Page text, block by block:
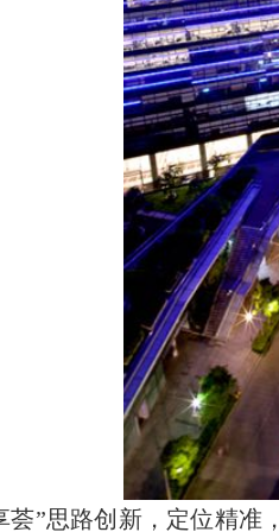
荟”思路创新，定位精准